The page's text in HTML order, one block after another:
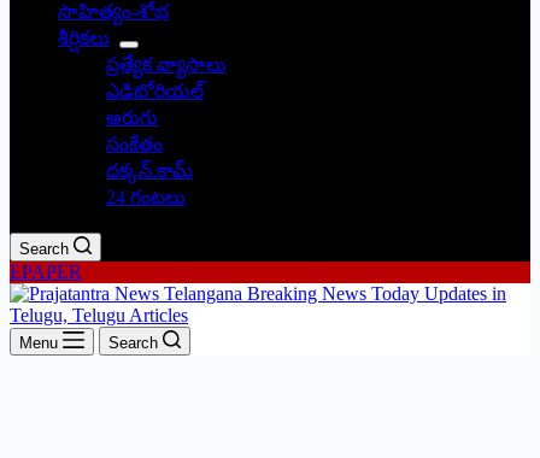
సాహిత్యం-శోభ
శీర్షికలు
ప్రత్యేక వ్యాసాలు
ఎడిటోరియల్
అరుగు
సంకేతం
దక్కన్.కామ్
24 గంటలు
Search
EPAPER
Menu Search